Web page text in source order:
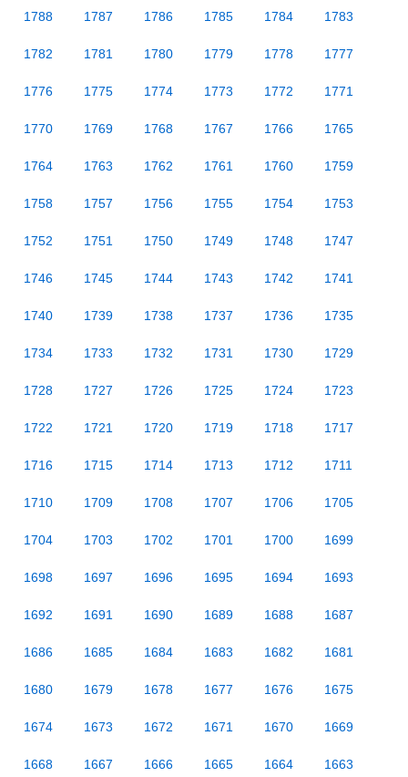
1788 1787 1786 1785 1784 1783
1782 1781 1780 1779 1778 1777
1776 1775 1774 1773 1772 1771
1770 1769 1768 1767 1766 1765
1764 1763 1762 1761 1760 1759
1758 1757 1756 1755 1754 1753
1752 1751 1750 1749 1748 1747
1746 1745 1744 1743 1742 1741
1740 1739 1738 1737 1736 1735
1734 1733 1732 1731 1730 1729
1728 1727 1726 1725 1724 1723
1722 1721 1720 1719 1718 1717
1716 1715 1714 1713 1712 1711
1710 1709 1708 1707 1706 1705
1704 1703 1702 1701 1700 1699
1698 1697 1696 1695 1694 1693
1692 1691 1690 1689 1688 1687
1686 1685 1684 1683 1682 1681
1680 1679 1678 1677 1676 1675
1674 1673 1672 1671 1670 1669
1668 1667 1666 1665 1664 1663